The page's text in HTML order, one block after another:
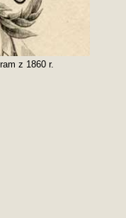
z 1860 r.